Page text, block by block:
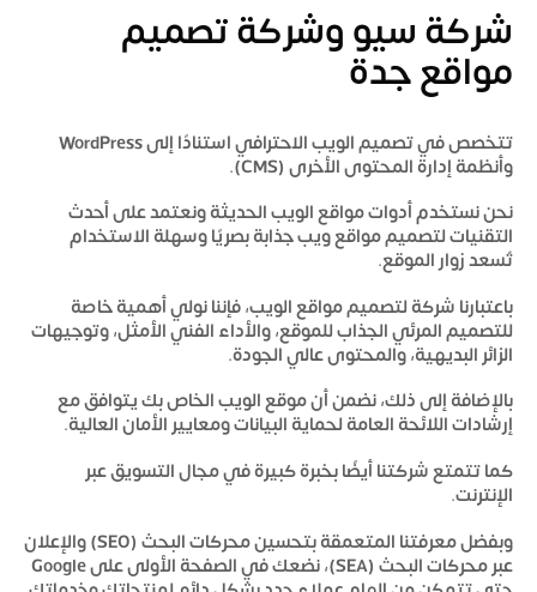
شركة سيو وشركة تصميم
مواقع جدة
تتخصص في تصميم الويب الاحترافي استنادًا إلى WordPress
وأنظمة إدارة المحتوى الأخرى (CMS).
نحن نستخدم أدوات مواقع الويب الحديثة ونعتمد على أحدث
التقنيات لتصميم مواقع ويب جذابة بصريًا وسهلة الاستخدام
تُسعد زوار الموقع.
باعتبارنا شركة لتصميم مواقع الويب، فإننا نولي أهمية خاصة
للتصميم المرئي الجذاب للموقع، والأداء الفني الأمثل، وتوجيهات
الزائر البديهية، والمحتوى عالي الجودة.
بالإضافة إلى ذلك، نضمن أن موقع الويب الخاص بك يتوافق مع
إرشادات اللائحة العامة لحماية البيانات ومعايير الأمان العالية.
كما تتمتع شركتنا أيضًا بخبرة كبيرة في مجال التسويق عبر
الإنترنت.
وبفضل معرفتنا المتعمقة بتحسين محركات البحث (SEO) والإعلان
عبر محركات البحث (SEA)، نضعك في الصفحة الأولى على Google